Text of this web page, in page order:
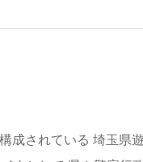
成されている 埼玉県